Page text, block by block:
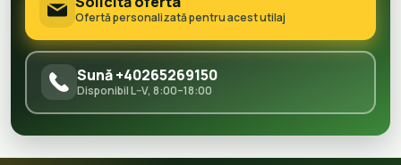
Ofertă personalizată pentru acest utilaj
Sună +40265269150
Disponibil L–V, 8:00–18:00